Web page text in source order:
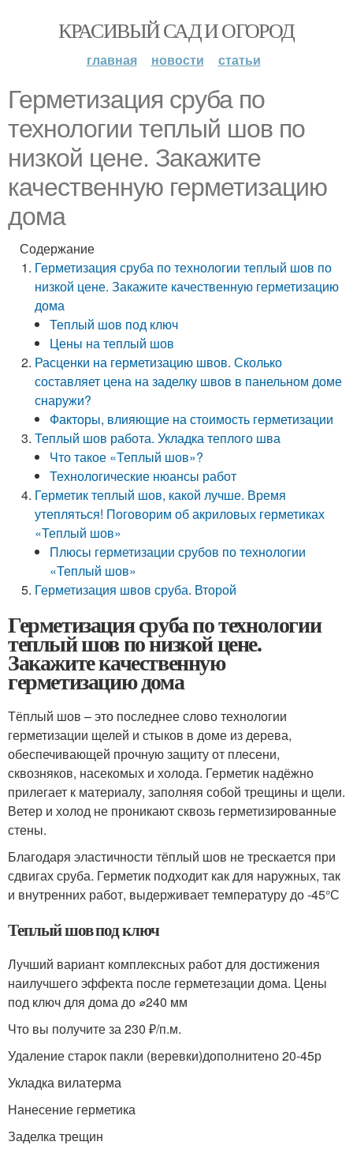
КРАСИВЫЙ САД И ОГОРОД
главная новости статьи
Герметизация сруба по
технологии теплый шов по
низкой цене. Закажите
качественную герметизацию
дома
Содержание
Герметизация сруба по технологии теплый шов по
низкой цене. Закажите качественную герметизацию
дома
Теплый шов под ключ
Цены на теплый шов
Расценки на герметизацию швов. Сколько
составляет цена на заделку швов в панельном доме
снаружи?
Факторы, влияющие на стоимость герметизации
Теплый шов работа. Укладка теплого шва
Что такое «Теплый шов»?
Технологические нюансы работ
Герметик теплый шов, какой лучше. Время
утепляться! Поговорим об акриловых герметиках
«Теплый шов»
Плюсы герметизации срубов по технологии
«Теплый шов»
Герметизация швов сруба. Второй
Герметизация сруба по технологии
теплый шов по низкой цене.
Закажите качественную
герметизацию дома
Тёплый шов – это последнее слово технологии
герметизации щелей и стыков в доме из дерева,
обеспечивающей прочную защиту от плесени,
сквозняков, насекомых и холода. Герметик надёжно
прилегает к материалу, заполняя собой трещины и щели.
Ветер и холод не проникают сквозь герметизированные
стены.
Благодаря эластичности тёплый шов не трескается при
сдвигах сруба. Герметик подходит как для наружных, так
и внутренних работ, выдерживает температуру до -45°С
Теплый шов под ключ
Лучший вариант комплексных работ для достижения
наилучшего эффекта после герметезации дома. Цены
под ключ для дома до ⌀240 мм
Что вы получите за 230 ₽/п.м.
Удаление старок пакли (веревки)дополнитено 20-45р
Укладка вилатерма
Нанесение герметика
Заделка трещин